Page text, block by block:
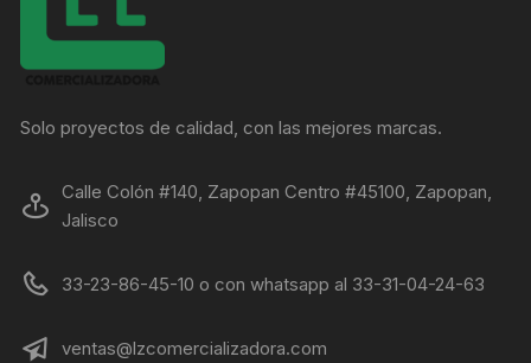
Solo proyectos de calidad, con las mejores marcas.
Calle Colón #140, Zapopan Centro #45100, Zapopan,
Jalisco
33-23-86-45-10 o con whatsapp al 33-31-04-24-63
ventas@lzcomercializadora.com